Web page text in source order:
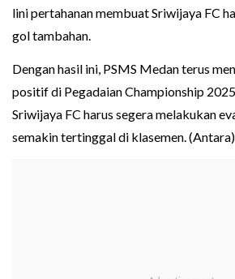
lini pertahanan membuat Sriwijaya FC
gol tambahan.
Dengan hasil ini, PSMS Medan terus
positif di Pegadaian Championship
Sriwijaya FC harus segera melakukan
semakin tertinggal di klasemen. (Antara)